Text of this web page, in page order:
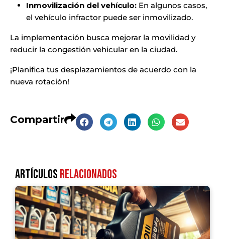
Inmovilización del vehículo: En algunos casos,
el vehículo infractor puede ser inmovilizado.
La implementación busca mejorar la movilidad y
reducir la congestión vehicular en la ciudad.
¡Planifica tus desplazamientos de acuerdo con la
nueva rotación!
Compartir
ArtículosRelacionados